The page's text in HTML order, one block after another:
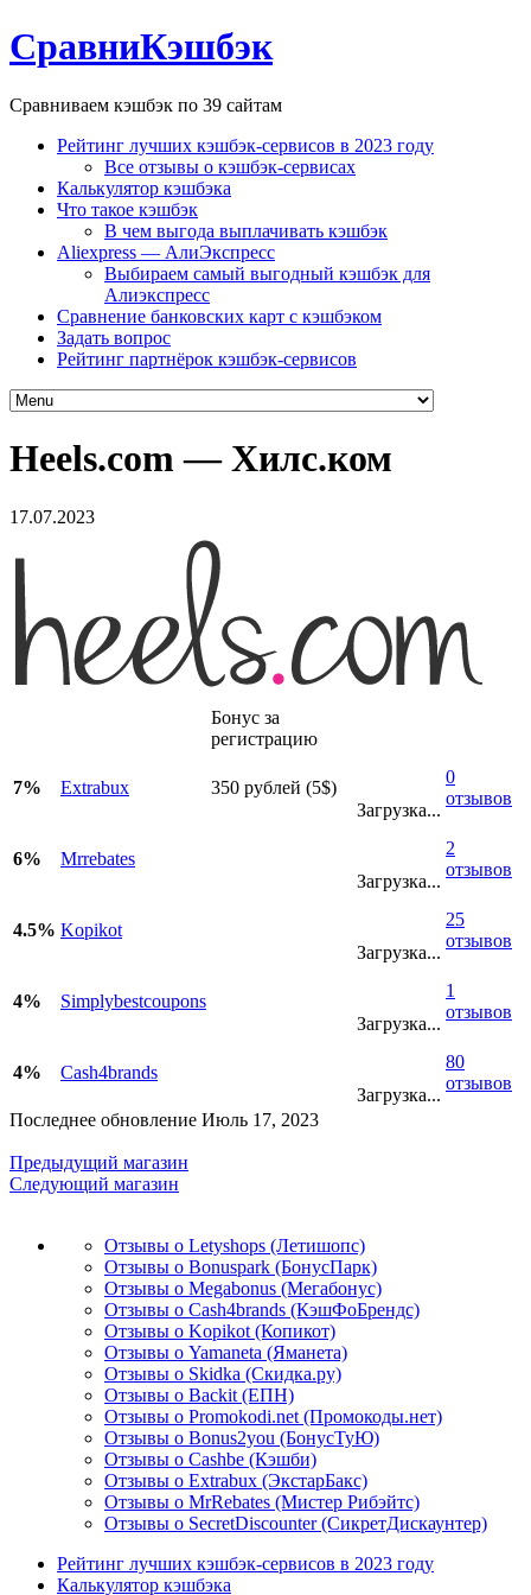
СравниКэшбэк
Сравниваем кэшбэк по 39 сайтам
Рейтинг лучших кэшбэк-сервисов в 2023 году
Все отзывы о кэшбэк-сервисах
Калькулятор кэшбэка
Что такое кэшбэк
В чем выгода выплачивать кэшбэк
Aliexpress — АлиЭкспресс
Выбираем самый выгодный кэшбэк для
Алиэкспресс
Сравнение банковских карт с кэшбэком
Задать вопрос
Рейтинг партнёрок кэшбэк-сервисов
Heels.com — Хилс.ком
17.07.2023
Бонус за
регистрацию
7% Extrabux
350 рублей (5$)
Загрузка...
0
отзывов
6%
Mrrebates
Загрузка...
2
отзывов
4.5% Kopikot
Загрузка...
25
отзывов
4%
Simplybestcoupons
Загрузка...
1
отзывов
4%
Cash4brands
Загрузка...
80
отзывов
Последнее обновление Июль 17, 2023
Предыдущий магазин
Следующий магазин
Отзывы о Letyshops (Летишопс)
Отзывы о Bonuspark (БонусПарк)
Отзывы о Megabonus (Мегабонус)
Отзывы о Cash4brands (КэшФоБрендс)
Отзывы о Kopikot (Копикот)
Отзывы о Yamaneta (Яманета)
Отзывы о Skidka (Скидка.ру)
Отзывы о Backit (ЕПН)
Отзывы о Promokodi.net (Промокоды.нет)
Отзывы о Bonus2you (БонусТуЮ)
Отзывы о Cashbe (Кэшби)
Отзывы о Extrabux (ЭкстарБакс)
Отзывы о MrRebates (Мистер Рибэйтс)
Отзывы о SecretDiscounter (СикретДискаунтер)
Рейтинг лучших кэшбэк-сервисов в 2023 году
Калькулятор кэшбэка